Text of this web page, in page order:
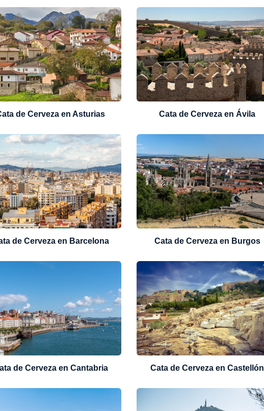
de Cerveza en Asturias Cata de Cerveza en Ávila
de Cerveza en Barcelona Cata de Cerveza en Burgos
de Cerveza en Cantabria Cata de Cerveza en Castellón